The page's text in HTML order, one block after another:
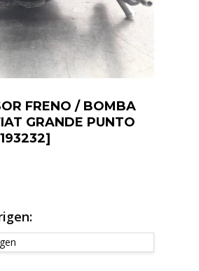
FRENO / BOMBA
GRANDE PUNTO